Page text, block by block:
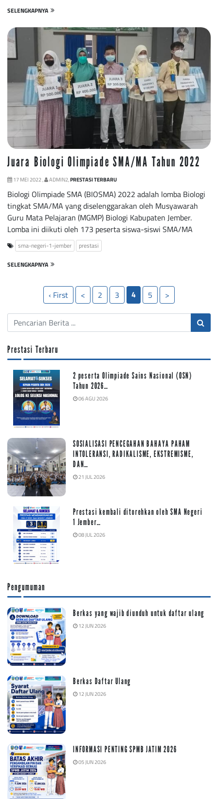
SELENGKAPNYA
Juara Biologi Olimpiade SMA/MA Tahun 2022
17 MEI 2022 , ADMIN2,PRESTASI TERBARU
Biologi Olimpiade SMA (BIOSMA) 2022 adalah lomba Biologi
tingkat SMA/MA yang diselenggarakan oleh Musyawarah
Guru Mata Pelajaran (MGMP) Biologi Kabupaten Jember.
Lomba ini diikuti oleh 173 peserta siswa-siswi SMA/MA
sma-negeri-1-jember prestasi
SELENGKAPNYA
‹ First < 2 3 4 5 >
Prestasi Terbaru
2 peserta Olimpiade Sains Nasional (OSN)
Tahun 2026…
06 AGU 2026
SOSIALISASI PENCEGAHAN BAHAYA PAHAM
INTOLERANSI, RADIKALISME, EKSTREMISME,
DAN…
21 JUL 2026
Prestasi kembali ditorehkan oleh SMA Negeri
1 Jember…
08 JUL 2026
Pengumuman
Berkas yang wajib diunduh untuk daftar ulang
12 JUN 2026
Berkas Daftar Ulang
12 JUN 2026
INFORMASI PENTING SPMB JATIM 2026
05 JUN 2026